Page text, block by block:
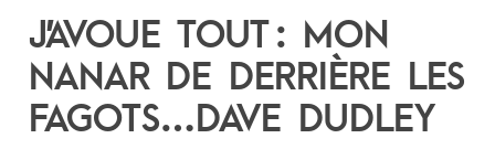
J’AVOUE TOUT : MON
NANAR DE DERRIÈRE LES
FAGOTS…DAVE DUDLEY